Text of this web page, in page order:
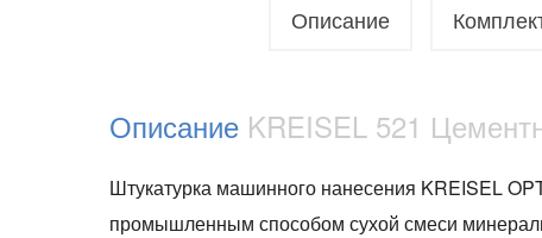
Описание
Описание KREISEL 521
Штукатурка машинного нанесения KREISEL
промышленным способом сухой смеси